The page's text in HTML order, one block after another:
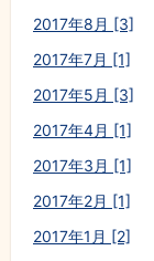
2017年8月 [3]
2017年7月 [1]
2017年5月 [3]
2017年4月 [1]
2017年3月 [1]
2017年2月 [1]
2017年1月 [2]